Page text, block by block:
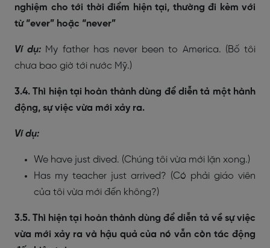
nghiệm cho tới thời điểm hiện tại, thường đi kèm với
từ “ever” hoặc “never”
Ví dụ: My father has never been to America. (Bố tôi
chưa bao giờ tới nước Mỹ.)
3.4. Thì hiện tại hoàn thành dùng để diễn tả một hành
động, sự việc vừa mới xảy ra.
Ví dụ:
We have just dived. (Chúng tôi vừa mới lặn xong.)
Has my teacher just arrived? (Có phải giáo viên
của tôi vừa mới đến không?)
3.5. Thì hiện tại hoàn thành dùng để diễn tả về sự việc
vừa mới xảy ra và hậu quả của nó vẫn còn tác động